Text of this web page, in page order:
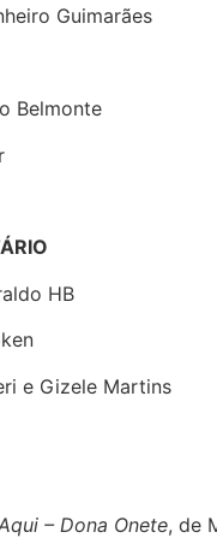
Guimarães
Belmonte
HB
e Gizele Martins
– Dona Onete, de